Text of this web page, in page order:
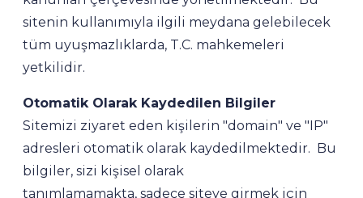
sitenin kullanımıyla ilgili meydana gelebilecek
tüm uyuşmazlıklarda, T.C. mahkemeleri
yetkilidir.
Otomatik Olarak Kaydedilen Bilgiler
Sitemizi ziyaret eden kişilerin "domain" ve "IP"
adresleri otomatik olarak kaydedilmektedir. Bu
bilgiler, sizi kişisel olarak
tanımlamamakta, sadece siteye girmek için